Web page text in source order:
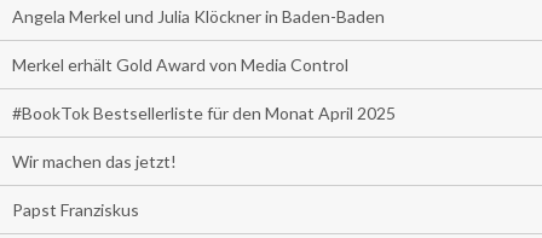
Angela Merkel und Julia Klöckner in Baden-Baden
Merkel erhält Gold Award von Media Control
#BookTok Bestsellerliste für den Monat April 2025
Wir machen das jetzt!
Papst Franziskus